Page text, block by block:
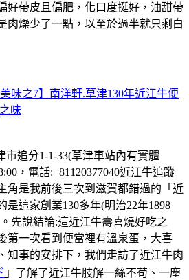
好帶皮且偏肥，化口度挺好，油甜帶
肉燥少了一點，以至於過半就只剩白
味之7】南洋軒.草津130年近江牛便
味
市追分1-1-33(草津車站內有實體
，電話:+81120377040近江牛追蹤
角是我前後三次到滋賀都錯過的「近
是這家創業130多年(明治22年1898
先說結論:這近江牛壽喜燒好吃之
第一次看到便當裡有溫泉蛋，大喜
知事的安排下，我們走訪了近江牛肉
」了解了近江牛肢解一絲不苟、一塵